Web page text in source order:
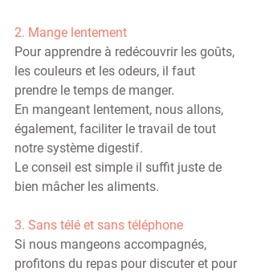
2. Mange lentement
Pour apprendre à redécouvrir les goûts,
les couleurs et les odeurs, il faut
prendre le temps de manger.
En mangeant lentement, nous allons,
également, faciliter le travail de tout
notre système digestif.
Le conseil est simple il suffit juste de
bien mâcher les aliments.
3. Sans télé et sans téléphone
Si nous mangeons accompagnés,
profitons du repas pour discuter et pour